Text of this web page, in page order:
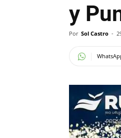
y
Por Sol Castro -